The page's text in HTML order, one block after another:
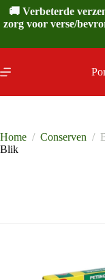
Ga
naar
de
🚚 Verbeterde
zorg voor verse/
Home / Conserven /
Blik